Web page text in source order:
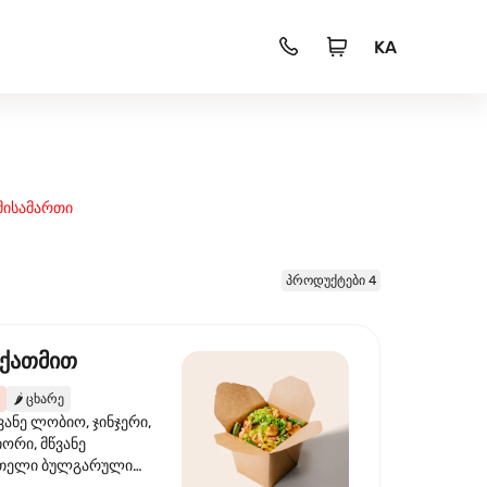
KA
პროდუქტები 4
🌶️ ცხარე
ლობიო, ჯინჯერი,
მწვანე
ბულგარული